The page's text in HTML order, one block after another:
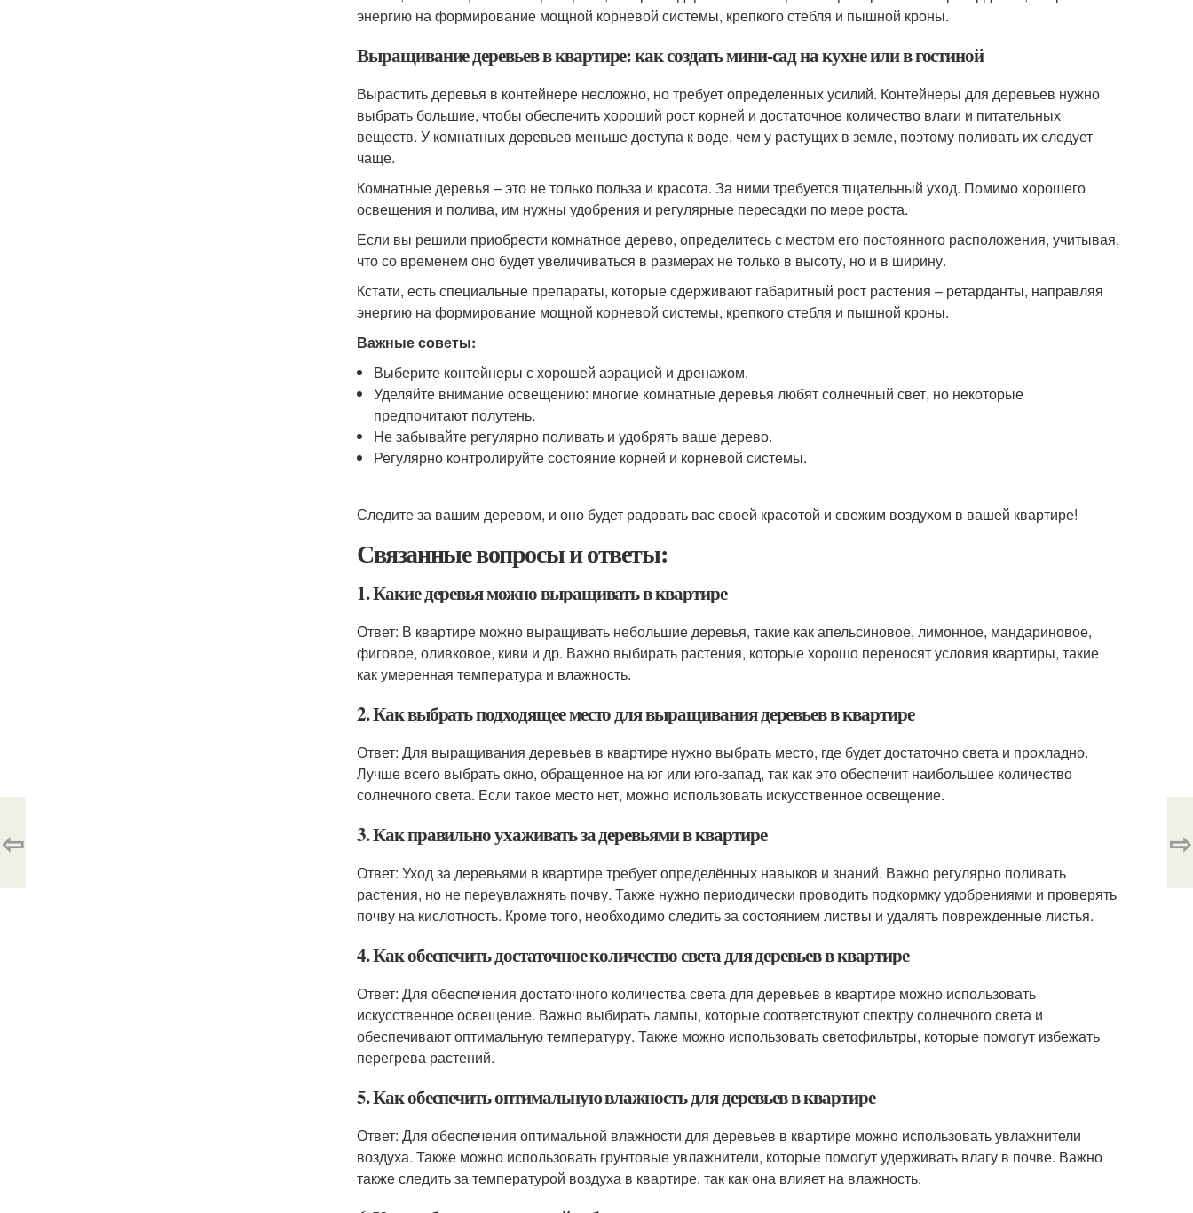
энергию на формирование мощной корневой системы, крепкого стебля и пышной кроны.
Выращивание деревьев в квартире: как создать мини-сад на кухне или в гостиной
Вырастить деревья в контейнере несложно, но требует определенных усилий. Контейнеры для деревьев нужно
выбрать большие, чтобы обеспечить хороший рост корней и достаточное количество влаги и питательных
веществ. У комнатных деревьев меньше доступа к воде, чем у растущих в земле, поэтому поливать их следует
чаще.
Комнатные деревья – это не только польза и красота. За ними требуется тщательный уход. Помимо хорошего
освещения и полива, им нужны удобрения и регулярные пересадки по мере роста.
Если вы решили приобрести комнатное дерево, определитесь с местом его постоянного расположения, учитывая,
что со временем оно будет увеличиваться в размерах не только в высоту, но и в ширину.
Кстати, есть специальные препараты, которые сдерживают габаритный рост растения – ретарданты, направляя
энергию на формирование мощной корневой системы, крепкого стебля и пышной кроны.
Важные советы:
Выберите контейнеры с хорошей аэрацией и дренажом.
Уделяйте внимание освещению: многие комнатные деревья любят солнечный свет, но некоторые
предпочитают полутень.
Не забывайте регулярно поливать и удобрять ваше дерево.
Регулярно контролируйте состояние корней и корневой системы.
Следите за вашим деревом, и оно будет радовать вас своей красотой и свежим воздухом в вашей квартире!
Связанные вопросы и ответы:
1. Какие деревья можно выращивать в квартире
Ответ: В квартире можно выращивать небольшие деревья, такие как апельсиновое, лимонное, мандариновое,
фиговое, оливковое, киви и др. Важно выбирать растения, которые хорошо переносят условия квартиры, такие
как умеренная температура и влажность.
2. Как выбрать подходящее место для выращивания деревьев в квартире
Ответ: Для выращивания деревьев в квартире нужно выбрать место, где будет достаточно света и прохладно.
Лучше всего выбрать окно, обращенное на юг или юго-запад, так как это обеспечит наибольшее количество
солнечного света. Если такое место нет, можно использовать искусственное освещение.
3. Как правильно ухаживать за деревьями в квартире
Ответ: Уход за деревьями в квартире требует определённых навыков и знаний. Важно регулярно поливать
растения, но не переувлажнять почву. Также нужно периодически проводить подкормку удобрениями и проверять
почву на кислотность. Кроме того, необходимо следить за состоянием листвы и удалять поврежденные листья.
4. Как обеспечить достаточное количество света для деревьев в квартире
Ответ: Для обеспечения достаточного количества света для деревьев в квартире можно использовать
искусственное освещение. Важно выбирать лампы, которые соответствуют спектру солнечного света и
обеспечивают оптимальную температуру. Также можно использовать светофильтры, которые помогут избежать
перегрева растений.
5. Как обеспечить оптимальную влажность для деревьев в квартире
Ответ: Для обеспечения оптимальной влажности для деревьев в квартире можно использовать увлажнители
воздуха. Также можно использовать грунтовые увлажнители, которые помогут удерживать влагу в почве. Важно
также следить за температурой воздуха в квартире, так как она влияет на влажность.
⇦ ⇨